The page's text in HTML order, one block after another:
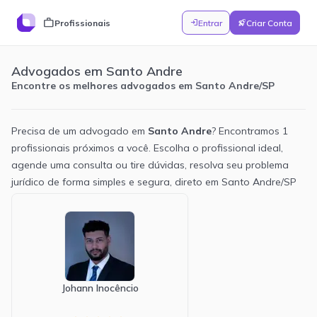
workProfissionais loginEntrar rocket_launchCriar Conta
Advogados em Santo Andre
Encontre os melhores advogados em Santo Andre/SP
Precisa de um advogado em Santo Andre? Encontramos 1
profissionais próximos a você. Escolha o profissional ideal,
agende uma consulta ou tire dúvidas, resolva seu problema
jurídico de forma simples e segura, direto em Santo Andre/SP
Johann Inocêncio
NOVO v1.67/3/2026
Tema escuro
Adicionamos um tema escuro ao painel. Você pode
alterná-lo em Configurações → Aparência. Mudança
puramente visual, sem alteração de comportamento.